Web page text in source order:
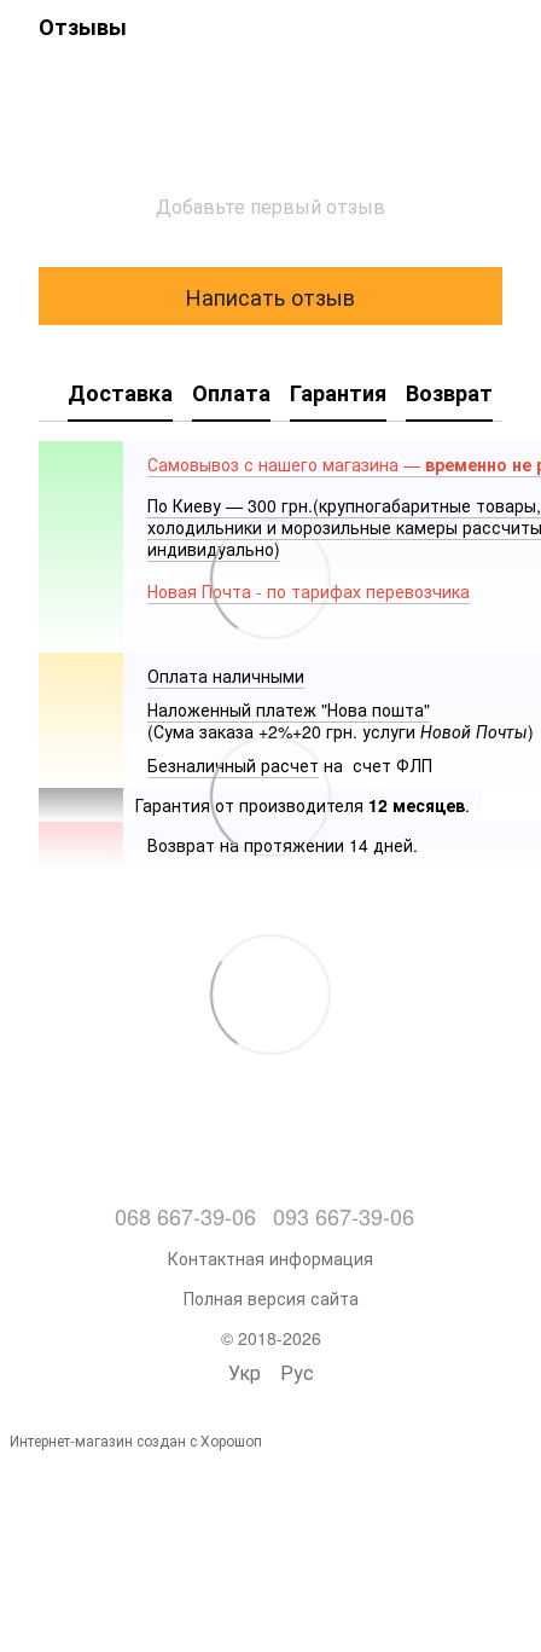
Отзывы
Добавьте первый отзыв
Написать отзыв
Доставка Оплата Гарантия Возврат
Самовывоз с нашего магазина — временно не
По Киеву — 300 грн.(крупногабаритные товары,
холодильники и морозильные камеры
индивидуально)
Новая Почта - по тарифах перевозчика
Оплата наличными
Наложенный платеж "Нова пошта"
(Сума заказа +2%+20 грн. услуги Новой Почты)
Безналичный расчет на счет ФЛП
Гарантия от производителя 12 месяцев.
Возврат на протяжении 14 дней.
068 667-39-06 093 667-39-06
Контактная информация
Полная версия сайта
© 2018-2026
Укр Рус
Интернет-магазин создан с Хорошоп